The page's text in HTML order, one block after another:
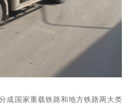
成国家重载铁路和地方铁路两大类